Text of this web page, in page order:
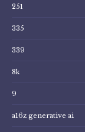
251
335
339
8k
9
a16z generative ai